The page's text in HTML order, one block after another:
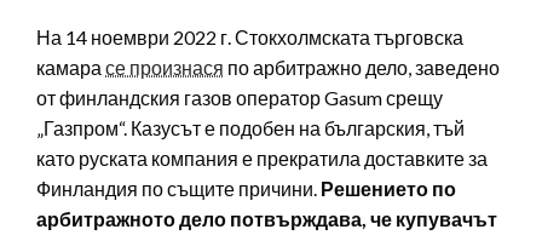
На 14 ноември 2022 г. Стокхолмската търговска
камара се произнася по арбитражно дело, заведено
от финландския газов оператор Gasum срещу
„Газпром“. Казусът е подобен на българския, тъй
като руската компания е прекратила доставките за
Финландия по същите причини. Решението по
арбитражното дело потвърждава, че купувачът